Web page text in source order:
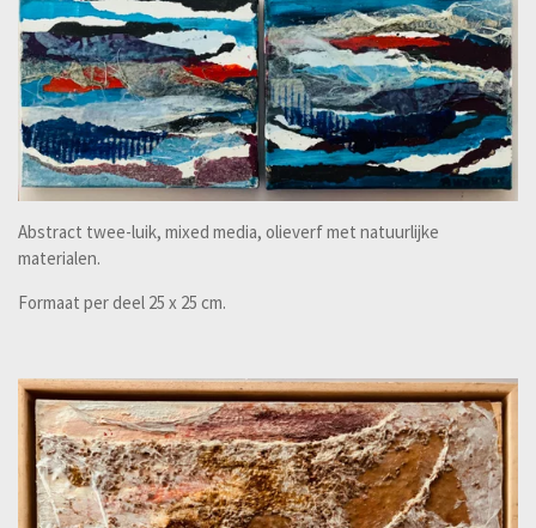
Abstract twee-luik, mixed media, olieverf met natuurlijke
materialen.
Formaat per deel 25 x 25 cm.